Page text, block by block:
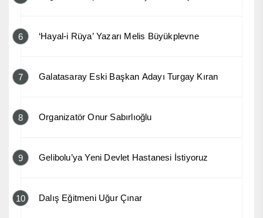
6 ‘Hayal-i Rüya’ Yazarı Melis Büyükplevne
7 Galatasaray Eski Başkan Adayı Turgay Kıran
8 Organizatör Onur Sabırlıoğlu
9 Gelibolu’ya Yeni Devlet Hastanesi İstiyoruz
10 Dalış Eğitmeni Uğur Çınar